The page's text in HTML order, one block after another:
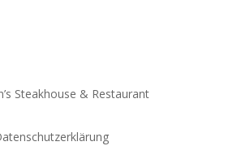
Steakhouse & Restaurant